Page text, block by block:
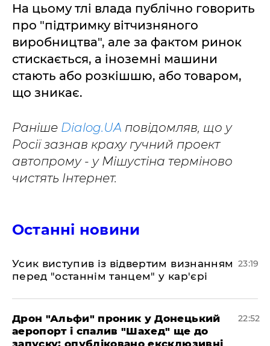
На цьому тлі влада публічно говорить
про "підтримку вітчизняного
виробництва", але за фактом ринок
стискається, а іноземні машини
стають або розкішшю, або товаром,
що зникає.
Раніше Dialog.UA повідомляв, що у
Росії зазнав краху гучний проект
автопрому - у Мішустіна терміново
чистять Інтернет.
Останні новини
​Усик виступив із відвертим визнанням
перед "останнім танцем" у кар'єрі
23:19
​Дрон "Альфи" проник у Донецький
аеропорт і спалив "Шахед" ще до
запуску: опубліковано ексклюзивні
22:52